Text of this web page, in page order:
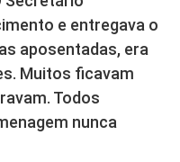
e entregava o
aposentadas, era
Muitos ficavam
Todos
nunca